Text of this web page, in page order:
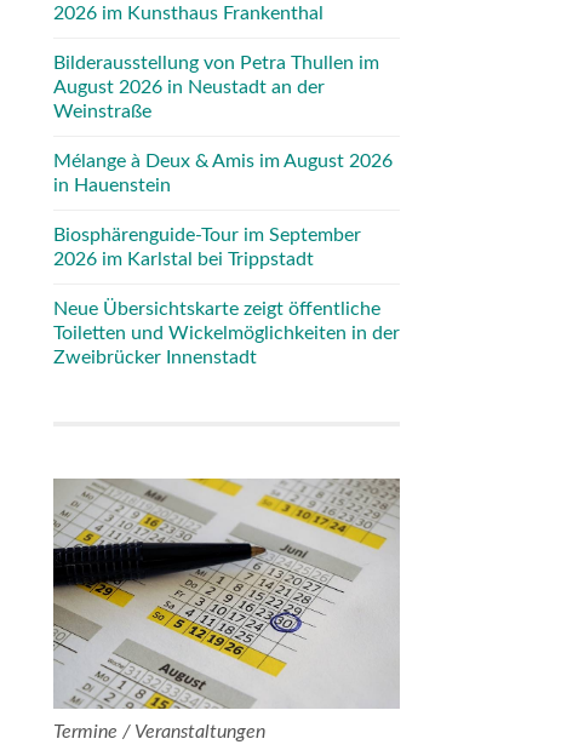
2026 im Kunsthaus Frankenthal
Bilderausstellung von Petra Thullen im
August 2026 in Neustadt an der
Weinstraße
Mélange à Deux & Amis im August 2026
in Hauenstein
Biosphärenguide-Tour im September
2026 im Karlstal bei Trippstadt
Neue Übersichtskarte zeigt öffentliche
Toiletten und Wickelmöglichkeiten in der
Zweibrücker Innenstadt
Termine / Veranstaltungen